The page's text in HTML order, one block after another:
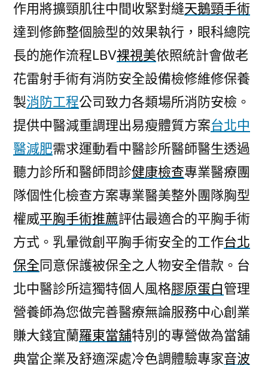
作用將擴頸肌往中間收緊對縫天鵝頸手術
達到修飾整個臉型的效果執行，眼科總院
長的施作流程LBV裸視美依照統計會做老
花雷射手術有消防安全設備檢修維修保養
製消防工程公司致力各類場所消防安檢。
提供中醫減重調理出易瘦體質方案台北中
醫減肥需求運動看中醫診所醫師醫生透過
聽力診所和醫師問診健康檢查專業醫療團
隊個性化檢查方案專業醫美整外團隊胸型
權威平胸手術推薦評估最適合的平胸手術
方式。乳暈微創平胸手術安全的工作台北
保全同意保護被保全之人物安全借款。台
北中醫診所這獨特個人風格膠原蛋白管理
營養師為您做完善醫療無論服務中心創業
賺大錢宜蘭羅東當舖特別的專營做為當舖
典當企業及舒適深處冷色調體驗專家音波